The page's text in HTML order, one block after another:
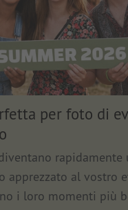
per foto di
rapidamente
apprezzato al vostro
i loro momenti più